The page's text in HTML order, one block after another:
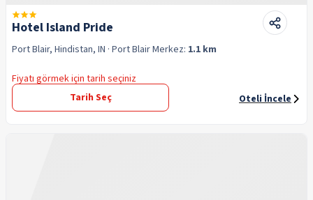
Hotel Island Pride
Port Blair, Hindistan, IN · Port BlairMerkez: 1.1 km
Fiyatı görmek için tarih seçiniz
Tarih Seç
Oteli İncele